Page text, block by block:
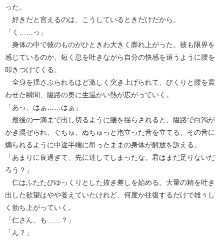
った。
好きだと言えるのは、こうしているときだけだから。
「く……っ」
身体の中で彼のものがひときわ大きく膨れ上がった。彼も限界を
感じているのか、短く息を吐きながら自分の快感を追うように腰を
叩きつけてくる。
全身を揺さぶられるほど激しく突き上げられて、びくりと腰を震
わせた瞬間、隘路の奥に生温かい熱が広がっていく。
「あっ、はぁ……はぁ」
最後の一滴まで出し切るように腰を揺らされると、隘路で白濁が
かき混ぜられ、ぐちゅ、ぬちゅっと泡立った音を立てる。その音に
煽られるように中途半端に昂ったままの身体が解放を訴える。
「あまりに良過ぎて、先に達してしまったな。君はまだ足りないだ
ろう？」
仁はふたたびゆっくりとした抜き差しを始める。大量の精を吐き
出した欲望はやや萎えていたけれど、何度か往復するだけで雄々し
く勃ち上がっていく。
「仁さん、も……？」
「ん？」